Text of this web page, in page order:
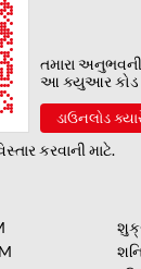
તમારા
આ ક્યુઆર કોડ
ડાઉનલોડ
કરવાની માટે.